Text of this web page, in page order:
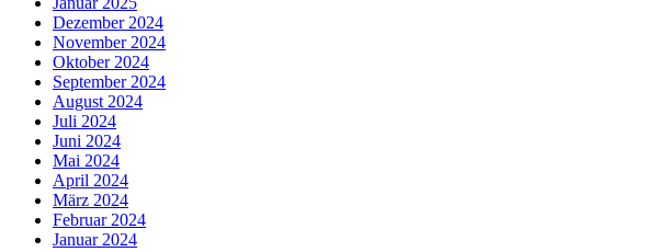
Dezember 2024
November 2024
Oktober 2024
September 2024
August 2024
Juli 2024
Juni 2024
Mai 2024
April 2024
März 2024
Februar 2024
Januar 2024